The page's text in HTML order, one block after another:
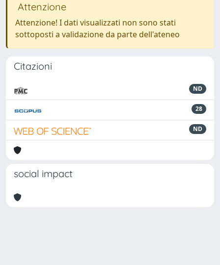
Attenzione
Attenzione! I dati visualizzati non sono stati
sottoposti a validazione da parte dell'ateneo
Citazioni
ND
28
ND
social impact